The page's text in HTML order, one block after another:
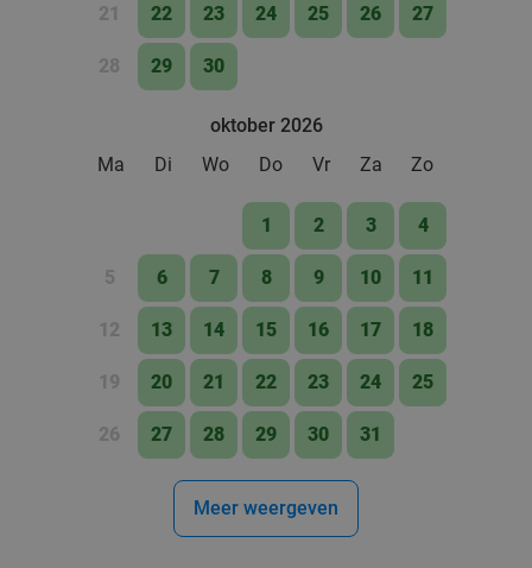
21 22 23 24 25 26 27
28 29 30
oktober 2026
Ma
Di Wo Do Vr Za Zo
1 2 3 4
5 6 7 8 9 10 11
12 13 14 15 16 17 18
19 20 21 22 23 24 25
26 27 28 29 30 31
Meer weergeven